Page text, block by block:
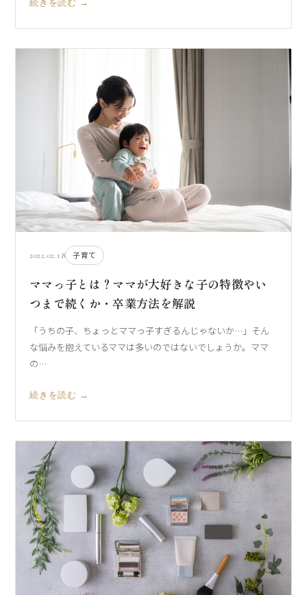
続きを読む →
2022.02.18 子育て
ママっ子とは？ママが大好きな子の特徴やい
つまで続くか・卒業方法を解説
「うちの子、ちょっとママっ子すぎるんじゃないか…」そん
な悩みを抱えているママは多いのではないでしょうか。ママ
の…
続きを読む →